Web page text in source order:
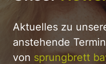
Aktuelles zu
anstehende
von sprungbrett